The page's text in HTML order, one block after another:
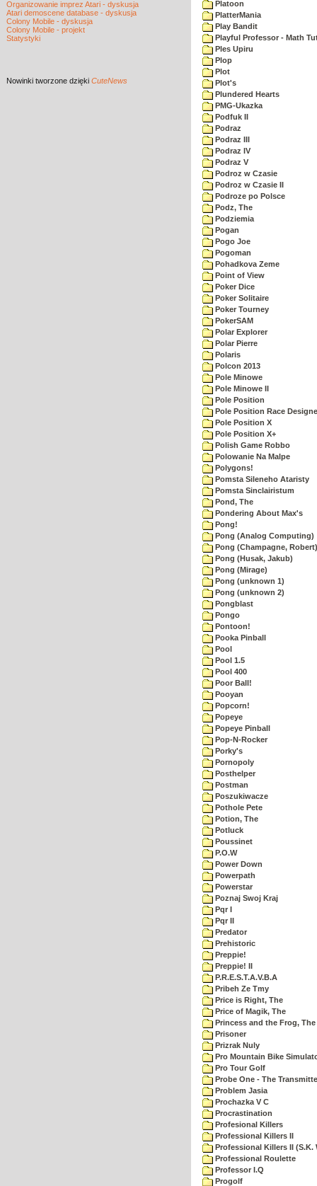
Organizowanie imprez Atari - dyskusja
Atari demoscene database - dyskusja
Colony Mobile - dyskusja
Colony Mobile - projekt
Statystyki
Nowinki tworzone dzięki CuteNews
Platoon
PlatterMania
Play Bandit
Playful Professor - Math
Ples Upiru
Plop
Plot
Plot's
Plundered Hearts
PMG-Ukazka
Podfuk II
Podraz
Podraz III
Podraz IV
Podraz V
Podroz w Czasie
Podroz w Czasie II
Podroze po Polsce
Podz, The
Podziemia
Pogan
Pogo Joe
Pogoman
Pohadkova Zeme
Point of View
Poker Dice
Poker Solitaire
Poker Tourney
PokerSAM
Polar Explorer
Polar Pierre
Polaris
Polcon 2013
Pole Minowe
Pole Minowe II
Pole Position
Pole Position Race
Pole Position X
Pole Position X+
Polish Game Robbo
Polowanie Na Malpe
Polygons!
Pomsta Sileneho Ataristy
Pomsta Sinclairistum
Pond, The
Pondering About Max's
Pong!
Pong (Analog Computing)
Pong (Champagne, Robert)
Pong (Husak, Jakub)
Pong (Mirage)
Pong (unknown 1)
Pong (unknown 2)
Pongblast
Pongo
Pontoon!
Pooka Pinball
Pool
Pool 1.5
Pool 400
Poor Ball!
Pooyan
Popcorn!
Popeye
Popeye Pinball
Pop-N-Rocker
Porky's
Pornopoly
Posthelper
Postman
Poszukiwacze
Pothole Pete
Potion, The
Potluck
Poussinet
P.O.W
Power Down
Powerpath
Powerstar
Poznaj Swoj Kraj
Pqr I
Pqr II
Predator
Prehistoric
Preppie!
Preppie! II
P.R.E.S.T.A.V.B.A
Pribeh Ze Tmy
Price is Right, The
Price of Magik, The
Princess and the Frog, The
Prisoner
Prizrak Nuly
Pro Mountain Bike
Pro Tour Golf
Probe One - The
Problem Jasia
Prochazka V C
Procrastination
Profesional Killers
Professional Killers II
Professional Killers II (S.K.
Professional Roulette
Professor I.Q
Progolf